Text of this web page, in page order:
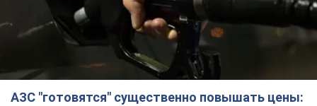
АЗС "готовятся" существенно повышать цены: